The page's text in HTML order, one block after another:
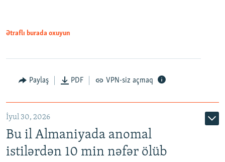
Ətraflı burada oxuyun
Paylaş PDF VPN-siz açmaq
İyul 30, 2026
Bu il Almaniyada anomal
istilərdən 10 min nəfər ölüb